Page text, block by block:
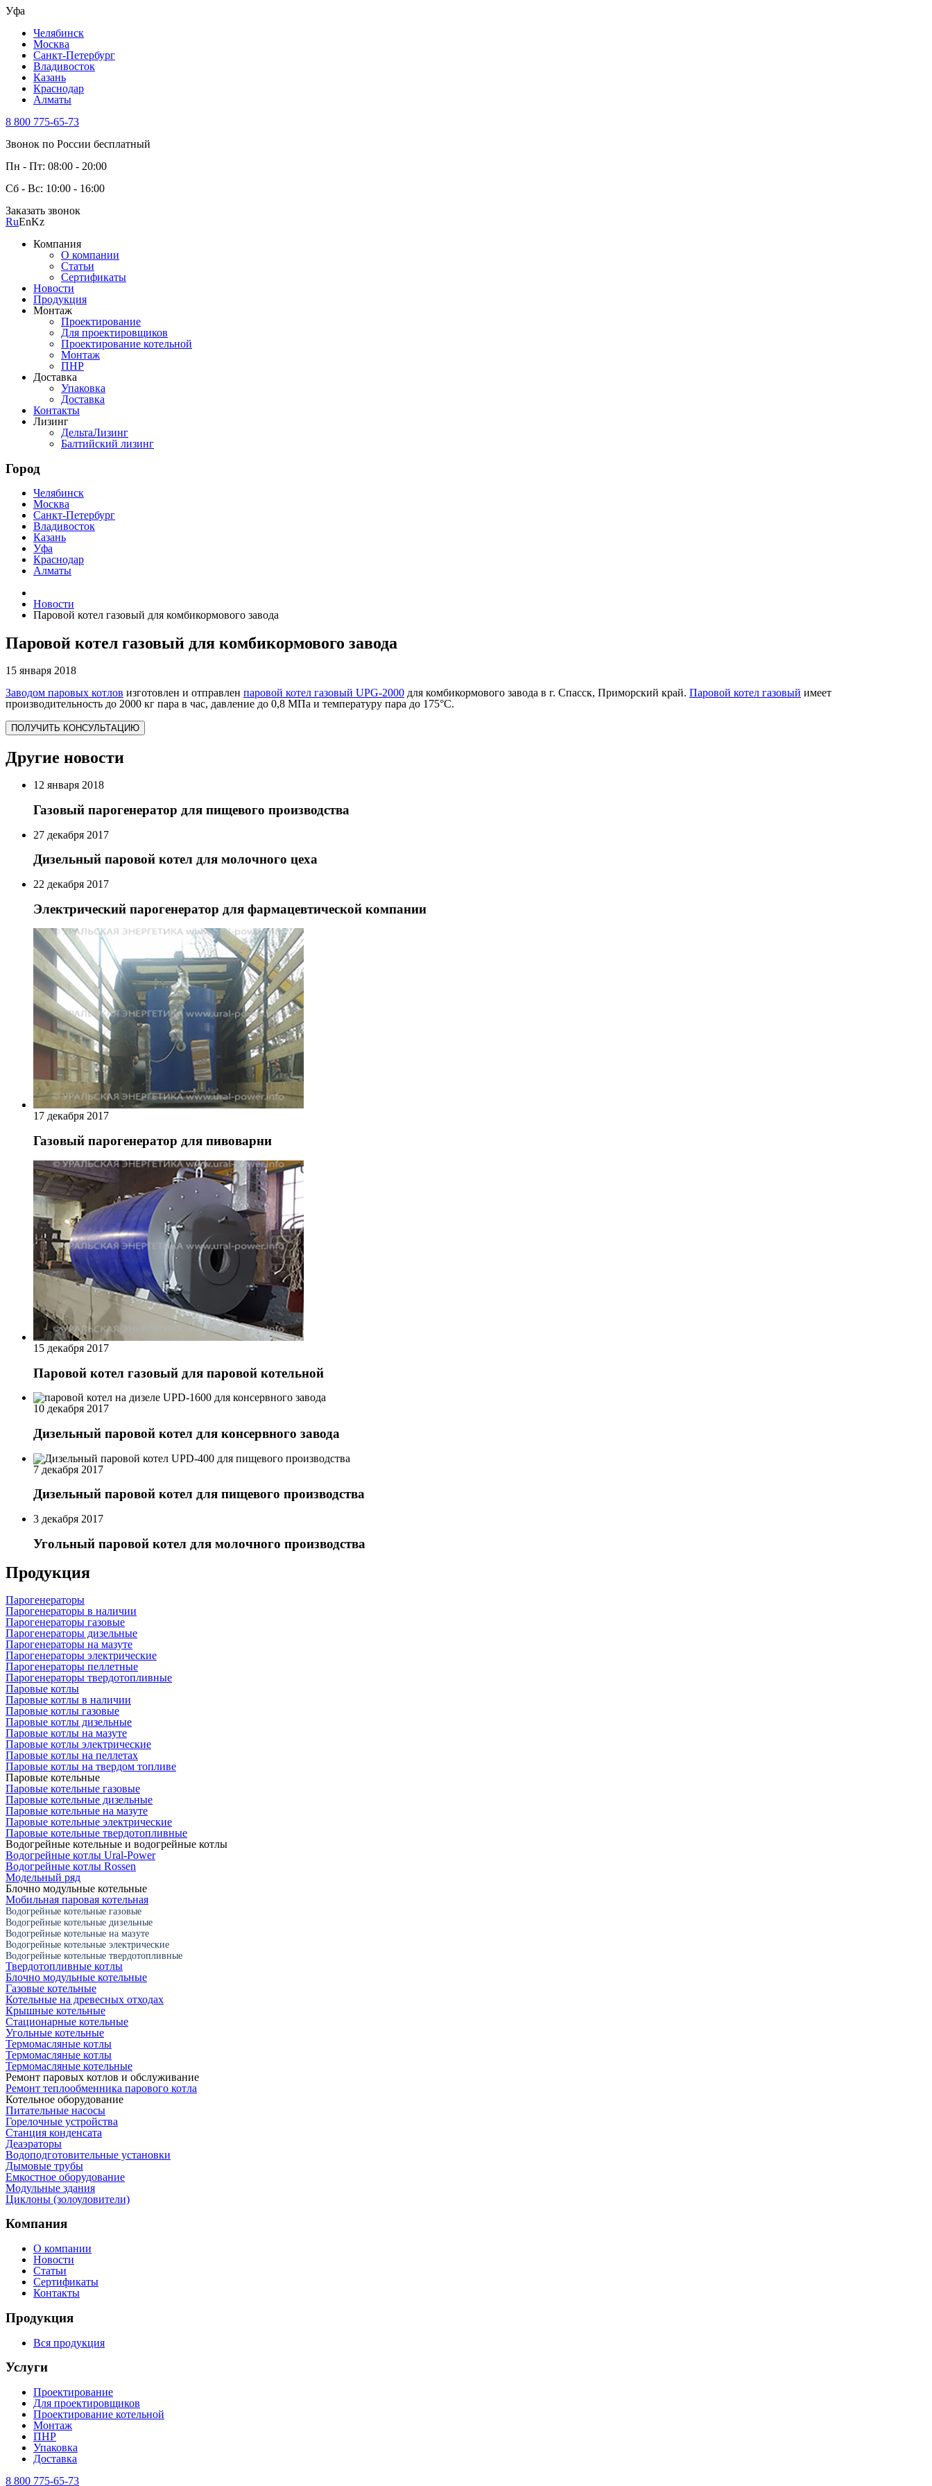
Уфа
Челябинск
Москва
Санкт-Петербург
Владивосток
Казань
Краснодар
Алматы
8 800 775-65-73
Звонок по России бесплатный
Пн - Пт: 08:00 - 20:00
Сб - Вс: 10:00 - 16:00
Заказать звонок
RuEnKz
Компания
О компании
Статьи
Сертификаты
Новости
Продукция
Монтаж
Проектирование
Для проектировщиков
Проектирование котельной
Монтаж
ПНР
Доставка
Упаковка
Доставка
Контакты
Лизинг
ДельтаЛизинг
Балтийский лизинг
Город
Челябинск
Москва
Санкт-Петербург
Владивосток
Казань
Уфа
Краснодар
Алматы
Новости
Паровой котел газовый для комбикормового завода
Паровой котел газовый для комбикормового завода
15 января 2018
Заводом паровых котлов изготовлен и отправлен паровой котел газовый UPG-2000 для комбикормового завода в г. Спасск, Приморский край. Паровой котел газовый имеет
производительность до 2000 кг пара в час, давление до 0,8 МПа и температуру пара до 175°С.
ПОЛУЧИТЬ КОНСУЛЬТАЦИЮ
Другие новости
12 января 2018
Газовый парогенератор для пищевого производства
27 декабря 2017
Дизельный паровой котел для молочного цеха
22 декабря 2017
Электрический парогенератор для фармацевтической компании
17 декабря 2017
Газовый парогенератор для пивоварни
15 декабря 2017
Паровой котел газовый для паровой котельной
10 декабря 2017
Дизельный паровой котел для консервного завода
7 декабря 2017
Дизельный паровой котел для пищевого производства
3 декабря 2017
Угольный паровой котел для молочного производства
Продукция
Парогенераторы
Парогенераторы в наличии
Парогенераторы газовые
Парогенераторы дизельные
Парогенераторы на мазуте
Парогенераторы электрические
Парогенераторы пеллетные
Парогенераторы твердотопливные
Паровые котлы
Паровые котлы в наличии
Паровые котлы газовые
Паровые котлы дизельные
Паровые котлы на мазуте
Паровые котлы электрические
Паровые котлы на пеллетах
Паровые котлы на твердом топливе
Паровые котельные
Паровые котельные газовые
Паровые котельные дизельные
Паровые котельные на мазуте
Паровые котельные электрические
Паровые котельные твердотопливные
Водогрейные котельные и водогрейные котлы
Водогрейные котлы Ural-Power
Водогрейные котлы Rossen
Модельный ряд
Блочно модульные котельные
Мобильная паровая котельная
Водогрейные котельные газовые
Водогрейные котельные дизельные
Водогрейные котельные на мазуте
Водогрейные котельные электрические
Водогрейные котельные твердотопливные
Твердотопливные котлы
Блочно модульные котельные
Газовые котельные
Котельные на древесных отходах
Крышные котельные
Стационарные котельные
Угольные котельные
Термомасляные котлы
Термомасляные котлы
Термомасляные котельные
Ремонт паровых котлов и обслуживание
Ремонт теплообменника парового котла
Котельное оборудование
Питательные насосы
Горелочные устройства
Станция конденсата
Деаэраторы
Водоподготовительные установки
Дымовые трубы
Емкостное оборудование
Mодульные здания
Циклоны (золоуловители)
Компания
О компании
Новости
Статьи
Сертификаты
Контакты
Продукция
Вся продукция
Услуги
Проектирование
Для проектировщиков
Проектирование котельной
Монтаж
ПНР
Упаковка
Доставка
8 800 775-65-73